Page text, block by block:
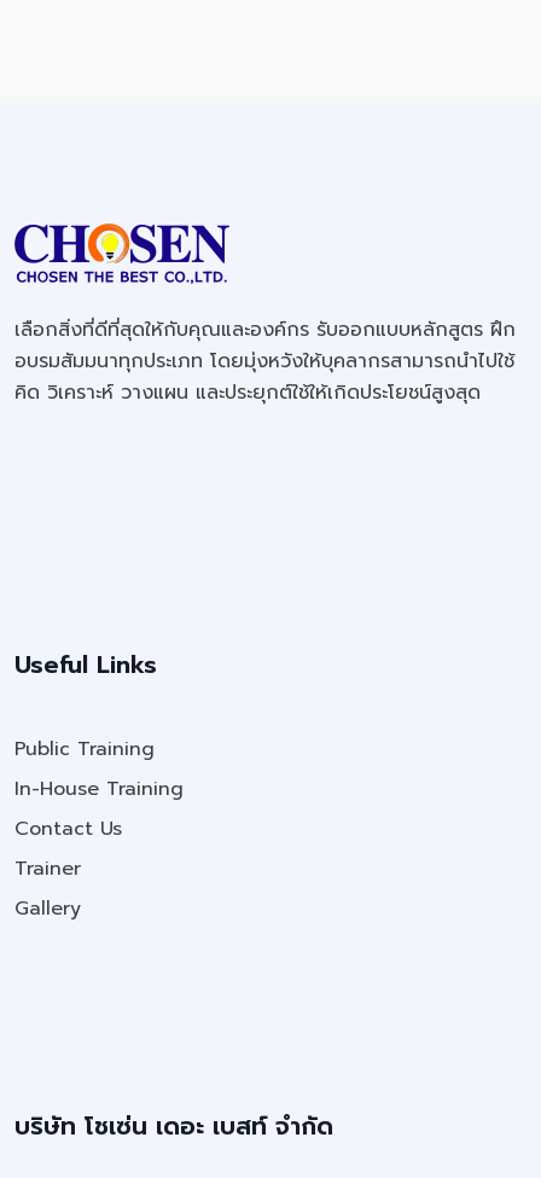
เลือกสิ่งที่ดีที่สุดให้กับคุณและองค์กร รับออกแบบหลักสูตร ฝึก
อบรมสัมมนาทุกประเภท โดยมุ่งหวังให้บุคลากรสามารถนำไปใช้
คิด วิเคราะห์ วางแผน และประยุกต์ใช้ให้เกิดประโยชน์สูงสุด
Useful Links
Public Training
In-House Training
Contact Us
Trainer
Gallery
บริษัท โชเซ่น เดอะ เบสท์ จำกัด